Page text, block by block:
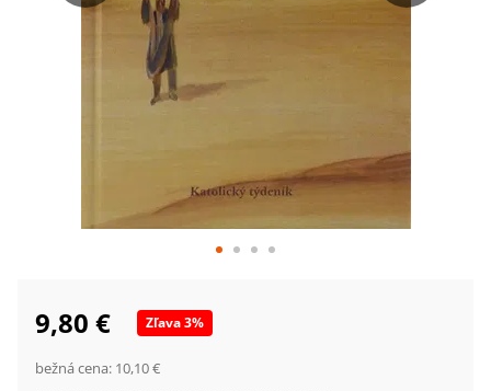
9,80 € Zľava3%
bežná cena: 10,10 €